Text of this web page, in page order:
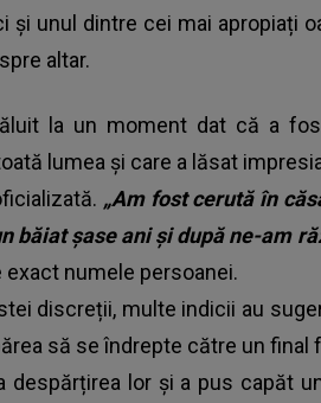
și unul dintre cei mai apropiați
altar.
la un moment dat că a
lumea și care a lăsat
„Am fost cerută în
băiat șase ani și după ne-am
exact numele persoanei.
discreții, multe indicii au
să se îndrepte către un
despărțirea lor și a pus capăt